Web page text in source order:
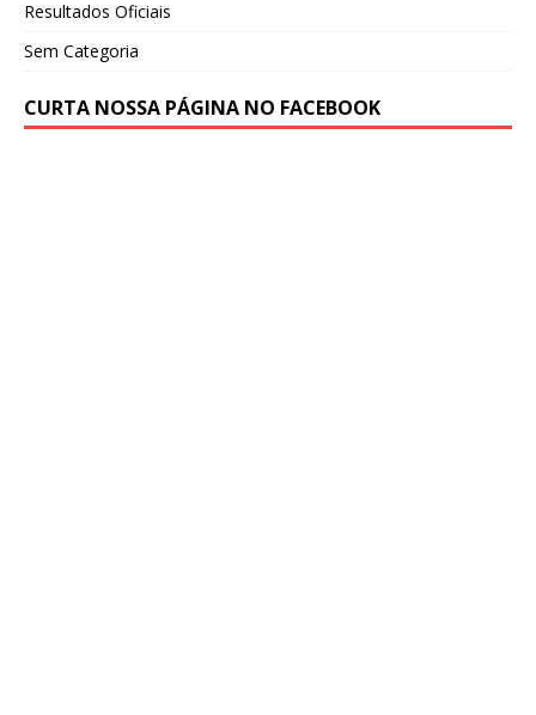
Resultados Oficiais
Sem Categoria
CURTA NOSSA PÁGINA NO FACEBOOK